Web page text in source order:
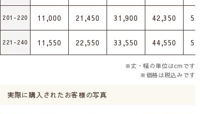
201-220 11,000 21,450 31,900 42,350 52,800
221-240 11,550 22,550 33,550 44,550 55,550
※丈・幅の単位はcmです
※価格は税込みです
実際に購入されたお客様の写真